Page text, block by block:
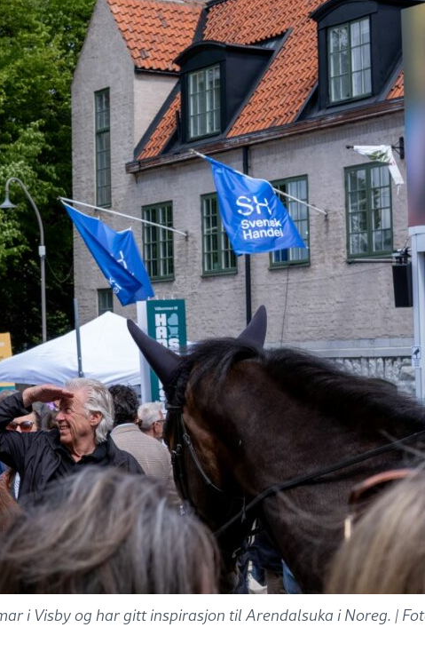
i Visby og har gitt inspirasjon til Arendalsuka i Noreg. |